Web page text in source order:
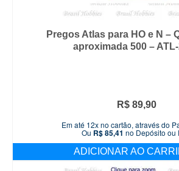
Pregos Atlas para HO e N –
aproximada 500 –
R$89,90
Em até 12x no cartão, através do
Ou R$85,41 no Depósito ou
ADICIONAR AO